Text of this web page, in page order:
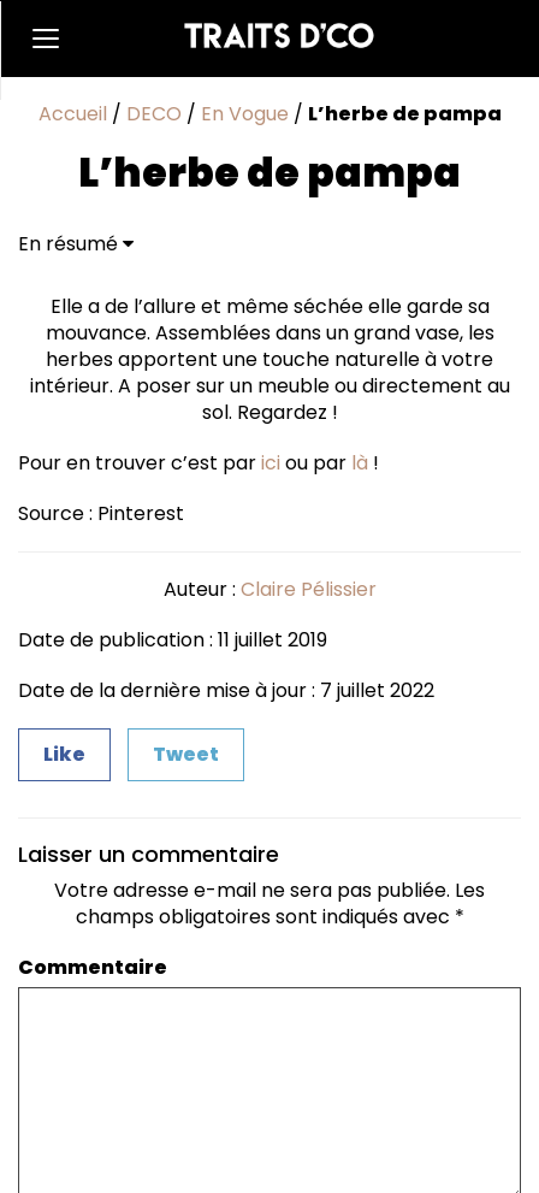
Accueil / DECO / En Vogue / L’herbe de pampa
L’herbe de pampa
En résumé
Elle a de l’allure et même séchée elle garde sa
mouvance. Assemblées dans un grand vase, les
herbes apportent une touche naturelle à votre
intérieur. A poser sur un meuble ou directement au
sol. Regardez !
Pour en trouver c’est parici ou par là !
Source : Pinterest
Auteur : Claire Pélissier
Date de publication : 11 juillet 2019
Date de la dernière mise à jour : 7 juillet 2022
Like Tweet
Laisser un commentaire
Votre adresse e-mail ne sera pas publiée. Les
champs obligatoires sont indiqués avec *
Commentaire